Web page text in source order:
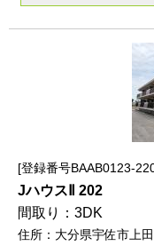
登録番号BAAB0123-
JハウスⅡ 202
3DK
大分県宇佐市上